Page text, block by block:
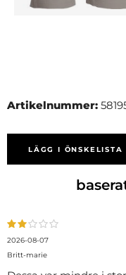
Artikelnummer:
LÄGG I ÖNSKELISTA
2026-08-07
Britt-marie